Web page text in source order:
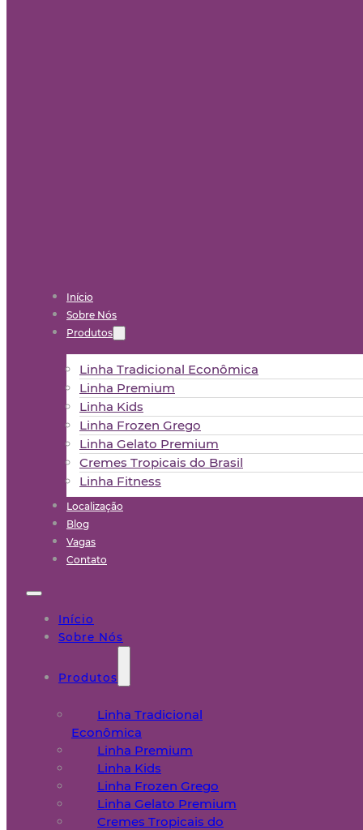
Início
Sobre Nós
Produtos
Linha Tradicional Econômica
Linha Premium
Linha Kids
Linha Frozen Grego
Linha Gelato Premium
Cremes Tropicais do Brasil
Linha Fitness
Localização
Blog
Vagas
Contato
Início
Sobre Nós
Produtos
Linha Tradicional
Econômica
Linha Premium
Linha Kids
Linha Frozen Grego
Linha Gelato Premium
Cremes Tropicais do